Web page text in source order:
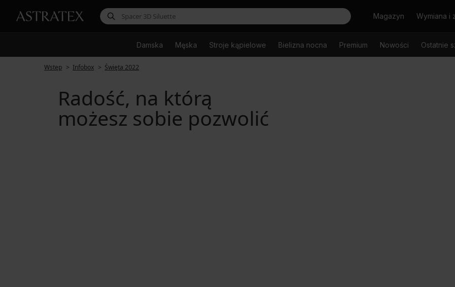
SzukajMagazyn Wymiana i
Damska Męska Stroje kąpielowe Bielizna nocna Premium Nowości Ostatnie
Wstęp Infobox Święta 2022
Radość, na którą
możesz sobie pozwolić